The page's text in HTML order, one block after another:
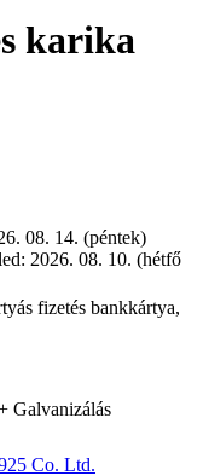
karika
08. 14. (péntek)
2026. 08. 10. (hétfő
bankkártya,
Galvanizálás
Co. Ltd.